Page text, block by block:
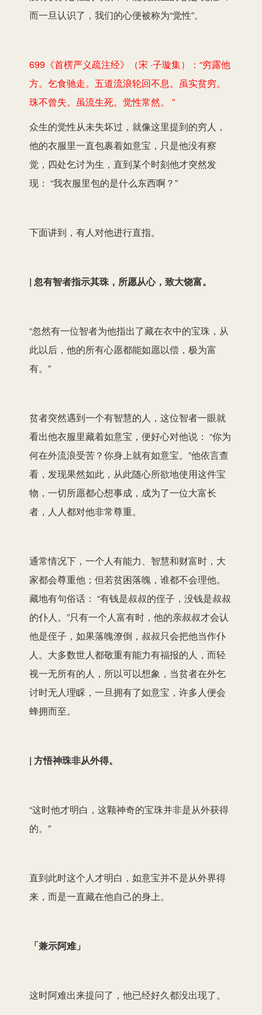
而一旦认识了，我们的心便被称为“觉性”。
699《首楞严义疏注经》（宋 ·子璇集）：“穷露他
方。乞食驰走。五道流浪轮回不息。虽实贫穷。
珠不曾失。虽流生死。觉性常然。 ”
众生的觉性从未失坏过，就像这里提到的穷人，
他的衣服里一直包裹着如意宝，只是他没有察
觉，四处乞讨为生，直到某个时刻他才突然发
现： “我衣服里包的是什么东西啊？”
下面讲到，有人对他进行直指。
| 忽有智者指示其珠，所愿从心，致大饶富。
“忽然有一位智者为他指出了藏在衣中的宝珠，从
此以后，他的所有心愿都能如愿以偿，极为富
有。”
贫者突然遇到一个有智慧的人，这位智者一眼就
看出他衣服里藏着如意宝，便好心对他说： “你为
何在外流浪受苦？你身上就有如意宝。”他依言查
看，发现果然如此，从此随心所欲地使用这件宝
物，一切所愿都心想事成，成为了一位大富长
者，人人都对他非常尊重。
通常情况下，一个人有能力、智慧和财富时，大
家都会尊重他；但若贫困落魄，谁都不会理他。
藏地有句俗话： “有钱是叔叔的侄子，没钱是叔叔
的仆人。”只有一个人富有时，他的亲叔叔才会认
他是侄子，如果落魄潦倒，叔叔只会把他当作仆
人。大多数世人都敬重有能力有福报的人，而轻
视一无所有的人，所以可以想象，当贫者在外乞
讨时无人理睬，一旦拥有了如意宝，许多人便会
蜂拥而至。
| 方悟神珠非从外得。
“这时他才明白，这颗神奇的宝珠并非是从外获得
的。”
直到此时这个人才明白，如意宝并不是从外界得
来，而是一直藏在他自己的身上。
「兼示阿难」
这时阿难出来提问了，他已经好久都没出现了。